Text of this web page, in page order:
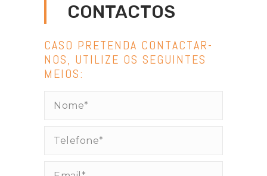
CONTACTOS
CASO PRETENDA CONTACTAR-
NOS, UTILIZE OS SEGUINTES
MEIOS: